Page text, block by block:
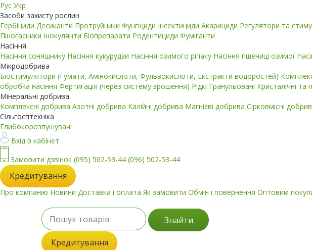
Рус Укр
Засоби захисту рослин
Гербіциди Десиканти Протруйники Фунгіциди Інсектициди Акарициди Регулятори та
Піногасники Інокулянти Біопрепарати Родентициди Фуміганти
Насіння
Насіння соняшнику Насіння кукурудзи Насіння озимого ріпаку Насіння пшениці озимої
Мікродобрива
Біостимулятори (Гумати, Амінокислоти, Фульвокислоти, Екстракти водоростей)
обробка насіння Фертигація (через систему зрошення) Рідкі Гранульовані Кристалічні та
Мінеральні добрива
Комплексні добрива Азотні добрива Калійні добрива Магнієві добрива Сірковмісні
Сільгосптехніка
Глибокорозпушувачі
Вхід в кабінет
Замовити дзвінок (095) 502-53-44 (096) 502-53-44
Кредитування
Про компанію Новини Доставка і оплата Як замовити Обмін і повернення Оптовим
Знайти
Кредитування